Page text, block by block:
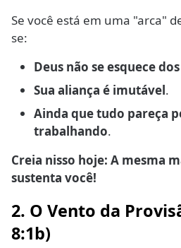
Se você está em uma "arca"
se:
Deus não se esquece dos
Sua aliança é imutável.
Ainda que tudo pareça
trabalhando.
Creia nisso hoje: A mesma
sustenta você!
2. O Vento da
8:1b)